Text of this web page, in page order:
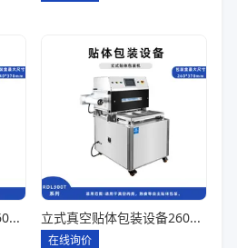
立式真空贴体包装设备260*180一出四 立式真空贴体包装设备260*180一出二
在线询价